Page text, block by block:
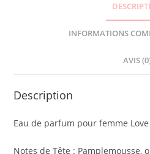
INFORMATIONS
AVIS
Description
Eau de parfum pour femme Love
Notes de Tête : Pamplemousse,